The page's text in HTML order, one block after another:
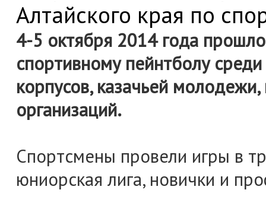
Алтайского края по
4-5 октября 2014 года
спортивному пейнтболу
корпусов, казачьей
организаций.
Спортсмены провели игры в
юниорская лига, новички и